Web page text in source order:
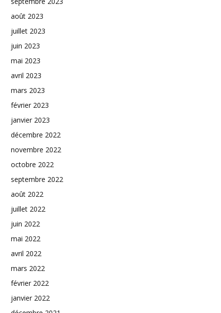
août 2023
juillet 2023
juin 2023
mai 2023
avril 2023
mars 2023
février 2023
janvier 2023
décembre 2022
novembre 2022
octobre 2022
septembre 2022
août 2022
juillet 2022
juin 2022
mai 2022
avril 2022
mars 2022
février 2022
janvier 2022